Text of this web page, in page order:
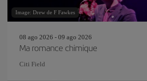
Image: Drew de F Fawkes
08 ago 2026 - 09 ago 2026
Ma romance chimique
Citi Field